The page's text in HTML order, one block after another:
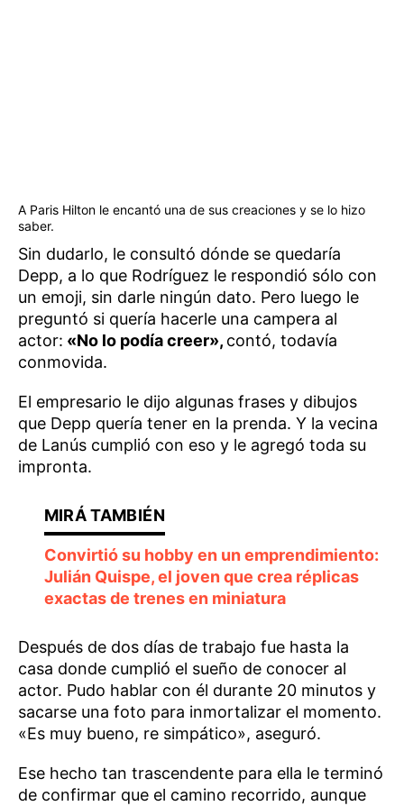
A Paris Hilton le encantó una de sus creaciones y se lo hizo
saber.
Sin dudarlo, le consultó dónde se quedaría
Depp, a lo que Rodríguez le respondió sólo con
un emoji, sin darle ningún dato. Pero luego le
preguntó si quería hacerle una campera al
actor: «No lo podía creer», contó, todavía
conmovida.
El empresario le dijo algunas frases y dibujos
que Depp quería tener en la prenda. Y la vecina
de Lanús cumplió con eso y le agregó toda su
impronta.
Convirtió su hobby en un emprendimiento:
Julián Quispe, el joven que crea réplicas
exactas de trenes en miniatura
Después de dos días de trabajo fue hasta la
casa donde cumplió el sueño de conocer al
actor. Pudo hablar con él durante 20 minutos y
sacarse una foto para inmortalizar el momento.
«Es muy bueno, re simpático», aseguró.
Ese hecho tan trascendente para ella le terminó
de confirmar que el camino recorrido, aunque